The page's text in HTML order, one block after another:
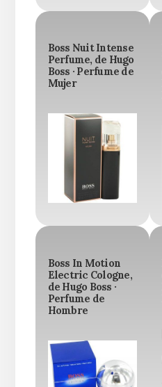
Boss Nuit Intense
Perfume, de Hugo
Boss · Perfume de
Mujer
Boss In Motion
Electric Cologne,
de Hugo Boss ·
Perfume de
Hombre